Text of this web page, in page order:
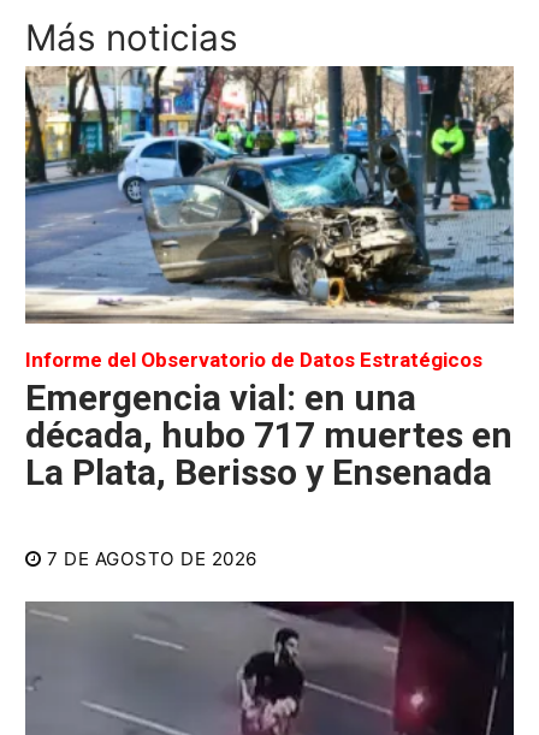
Más noticias
Informe del Observatorio de Datos Estratégicos
Emergencia vial: en una
década, hubo 717 muertes en
La Plata, Berisso y Ensenada
7 DE AGOSTO DE 2026